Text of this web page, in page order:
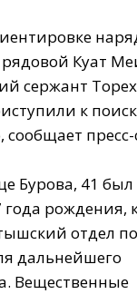
Куат
сержант
к
сообщает
Бурова, 41
рождения,
отдел
дальнейшего
Вещественные